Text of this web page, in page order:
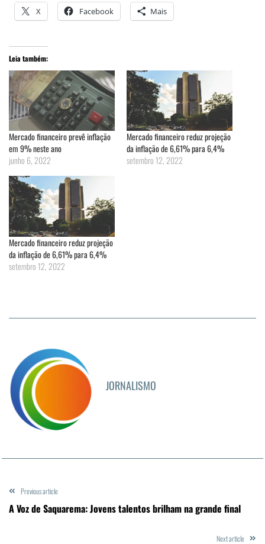
X Facebook Mais
Leia também:
Mercado financeiro prevê inflação
em 9% neste ano
junho 6, 2022
Mercado financeiro reduz projeção
da inflação de 6,61% para 6,4%
setembro 12, 2022
Mercado financeiro reduz projeção
da inflação de 6,61% para 6,4%
setembro 12, 2022
JORNALISMO
Previous article
A Voz de Saquarema: Jovens talentos brilham na grande final
Next article